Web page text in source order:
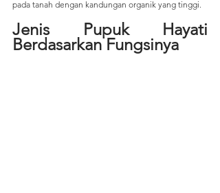
pada tanah dengan kandungan organik yang tinggi.
Jenis Pupuk Hayati
Berdasarkan Fungsinya